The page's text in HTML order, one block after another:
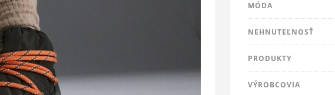
MÓDA
NEHNUTEĽNOSŤ
PRODUKTY
VÝROBCOVIA